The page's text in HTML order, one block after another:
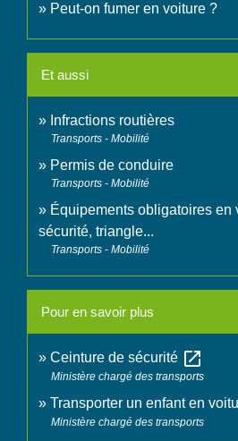
Peut-on fumer en voiture ?
Et aussi
Infractions routières
Transports - Mobilité
Permis de conduire
Transports - Mobilité
Équipements obligatoires en
sécurité, triangle...
Transports - Mobilité
Pour en savoir plus
Ceinture de sécurité open_in_new
Ministère chargé des transports
Transporter un enfant en
Ministère chargé des transports